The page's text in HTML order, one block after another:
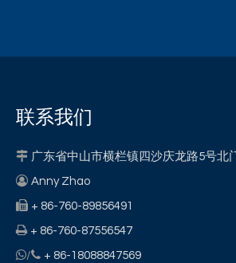
联系我们
 广东省中山市横栏镇四沙庆龙路5号北门
 Anny Zhao
 + 86-760-89856491
 + 86-760-87556547
/ + 86-18088847569